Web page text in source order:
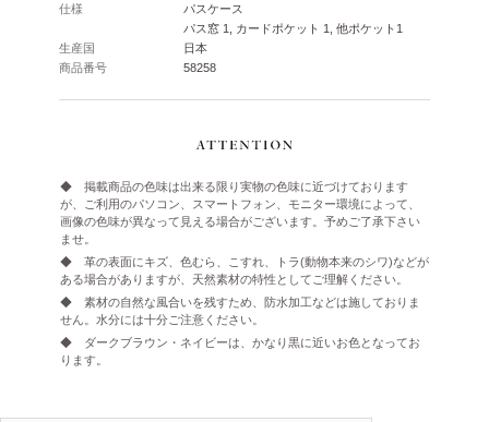
仕様
パスケース
パス窓 1, カードポケット 1, 他ポケット1
生産国
日本
商品番号
58258
◆ 掲載商品の色味は出来る限り実物の色味に近づけております
が、ご利用のパソコン、スマートフォン、モニター環境によって、
画像の色味が異なって見える場合がございます。予めご了承下さい
ませ。
◆ 革の表面にキズ、色むら、こすれ、トラ(動物本来のシワ)などが
ある場合がありますが、天然素材の特性としてご理解ください。
◆ 素材の自然な風合いを残すため、防水加工などは施しておりま
せん。水分には十分ご注意ください。
◆ ダークブラウン・ネイビーは、かなり黒に近いお色となってお
ります。